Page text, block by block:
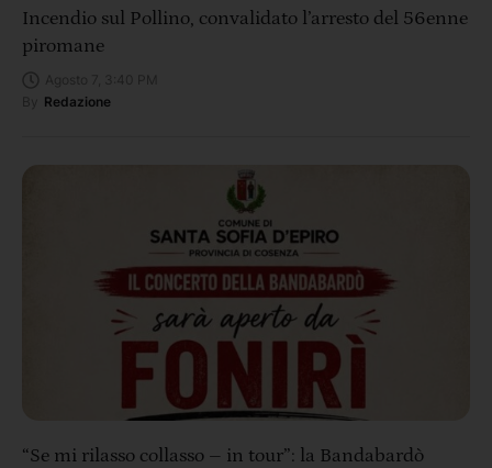
Incendio sul Pollino, convalidato l’arresto del 56enne
piromane
Redazione
“Se mi rilasso collasso – in tour”: la Bandabardò